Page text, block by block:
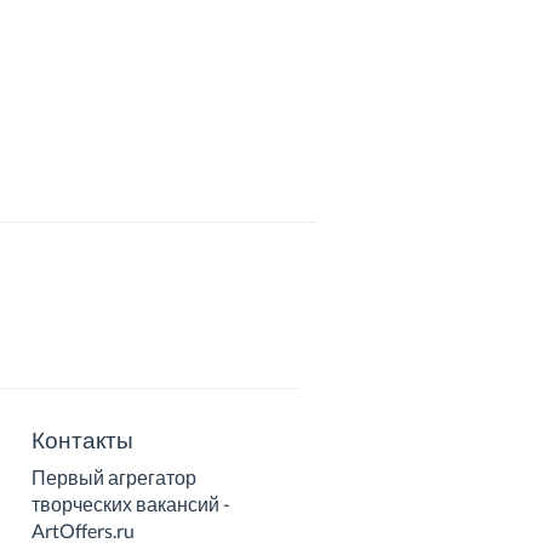
Контакты
Первый агрегатор
творческих вакансий -
ArtOffers.ru